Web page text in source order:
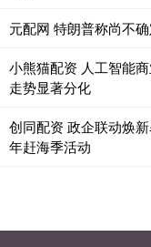
元配网 特朗普称尚不
小熊猫配资 人工智能
走势显著分化
创同配资 政企联动焕
年赶海季活动